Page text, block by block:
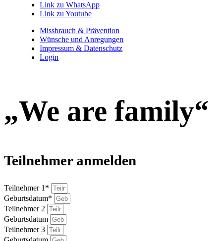
Link zu WhatsApp
Link zu Youtube
Missbrauch & Prävention
Wünsche und Anregungen
Impressum & Datenschutz
Login
„We are family“
Teilnehmer anmelden
Teilnehmer 1*
Geburtsdatum*
Teilnehmer 2
Geburtsdatum
Teilnehmer 3